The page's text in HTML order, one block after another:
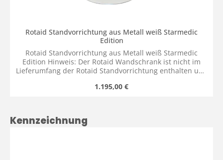
Rotaid Standvorrichtung aus Metall weiß Starmedic
Edition
Rotaid Standvorrichtung aus Metall weiß Starmedic
Edition Hinweis: Der Rotaid Wandschrank ist nicht im
Lieferumfang der Rotaid Standvorrichtung enthalten und
Durch das modulare Rotaid System, ist es möglich den zu
Standvorrichtung zu installieren. Auch eine individuelle,
grafische Ergänzung des Boards mit Ihrem Firmenlogo,
Regulärer Preis:
1.195,00 €
Produktgalerie überspringen
Kennzeichnung